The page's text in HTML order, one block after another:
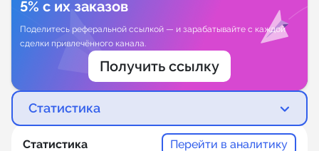
5% с их заказов
Поделитесь реферальной ссылкой — и зарабатывайте с каждой
сделки привлечённого канала.
Получить ссылку
Статистика
Статистика Перейти в аналитику